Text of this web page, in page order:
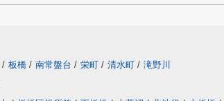
/ 板橋 / 南常盤台 / 栄町 / 清水町 / 滝野川